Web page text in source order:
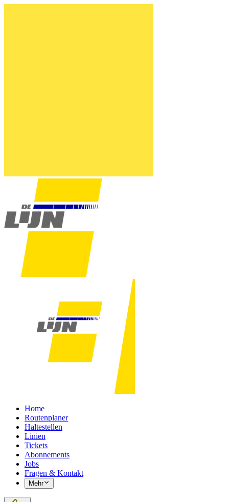
Home
Routenplaner
Haltestellen
Linien
Tickets
Abonnements
Jobs
Fragen & Kontakt
Mehr